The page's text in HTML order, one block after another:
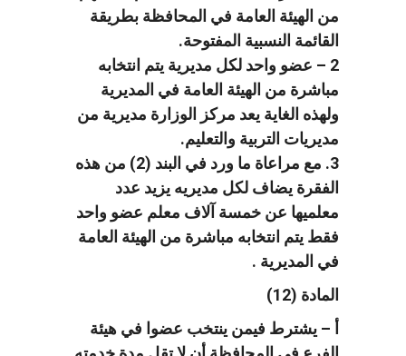
من الهيئة العامة في المحافظة بطريقة
القائمة النسبية المفتوحة.
2 – عضو واحد لكل مديرية يتم انتخابه
مباشرة من الهيئة العامة في المديرية
ولهذه الغاية يعد مركز الوزارة مديرية من
مديريات التربية والتعليم.
3. مع مراعاة ما ورد في البند (2) من هذه
الفقرة يضاف لكل مديريه يزيد عدد
معلميها عن خمسة آلاف معلم عضو واحد
فقط يتم انتخابه مباشرة من الهيئة العامة
في المديرية .
المادة (12)
أ – يشترط فيمن ينتخب عضوا في هيئة